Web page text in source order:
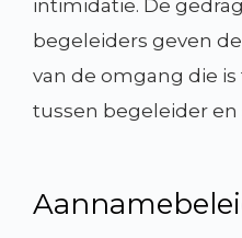
intimidatie. De
begeleiders geven
van de omgang die
tussen begeleider en